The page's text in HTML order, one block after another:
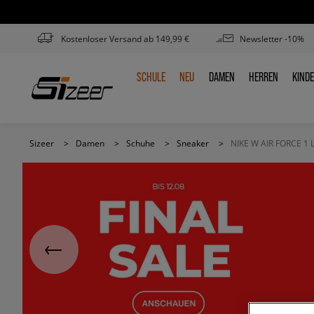
Kostenloser Versand ab 149,99 € Newsletter -10%
SCHULE
SCHULE NEU
NEU DAMEN
DAMEN HERREN
HERREN
Sizeer > Damen > Schuhe > Sneaker > NIKE W AIR FORCE 1